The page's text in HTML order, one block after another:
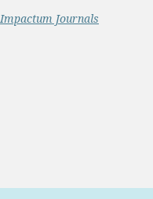
Impactum Journals